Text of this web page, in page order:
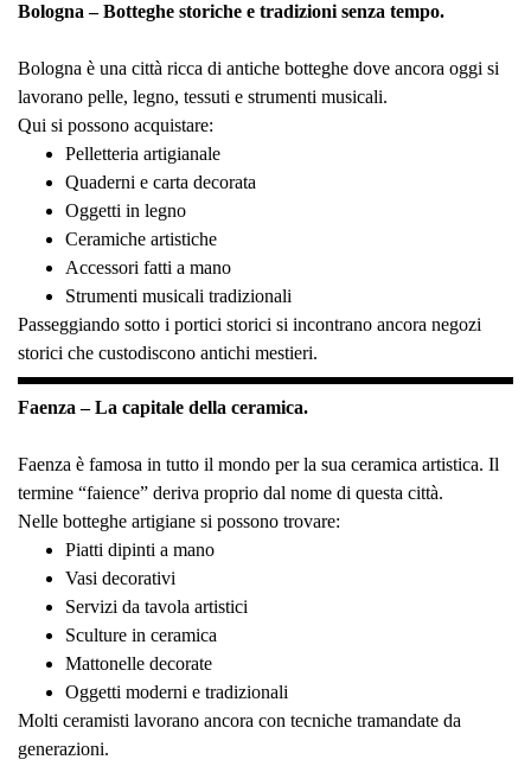
Bologna – Botteghe storiche e tradizioni senza tempo.
Bologna è una città ricca di antiche botteghe dove ancora oggi si
lavorano pelle, legno, tessuti e strumenti musicali.
Qui si possono acquistare:
Pelletteria artigianale
Quaderni e carta decorata
Oggetti in legno
Ceramiche artistiche
Accessori fatti a mano
Strumenti musicali tradizionali
Passeggiando sotto i portici storici si incontrano ancora negozi
storici che custodiscono antichi mestieri.
Faenza – La capitale della ceramica.
Faenza è famosa in tutto il mondo per la sua ceramica artistica. Il
termine “faience” deriva proprio dal nome di questa città.
Nelle botteghe artigiane si possono trovare:
Piatti dipinti a mano
Vasi decorativi
Servizi da tavola artistici
Sculture in ceramica
Mattonelle decorate
Oggetti moderni e tradizionali
Molti ceramisti lavorano ancora con tecniche tramandate da
generazioni.